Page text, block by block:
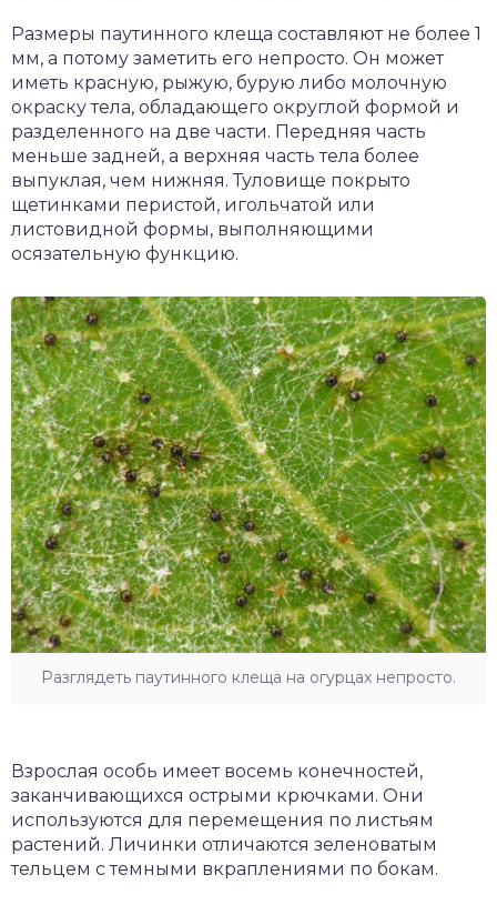
Размеры паутинного клеща составляют не более 1
мм, а потому заметить его непросто. Он может
иметь красную, рыжую, бурую либо молочную
окраску тела, обладающего округлой формой и
разделенного на две части. Передняя часть
меньше задней, а верхняя часть тела более
выпуклая, чем нижняя. Туловище покрыто
щетинками перистой, игольчатой или
листовидной формы, выполняющими
осязательную функцию.
Разглядеть паутинного клеща на огурцах непросто.
Взрослая особь имеет восемь конечностей,
заканчивающихся острыми крючками. Они
используются для перемещения по листьям
растений. Личинки отличаются зеленоватым
тельцем с темными вкраплениями по бокам.